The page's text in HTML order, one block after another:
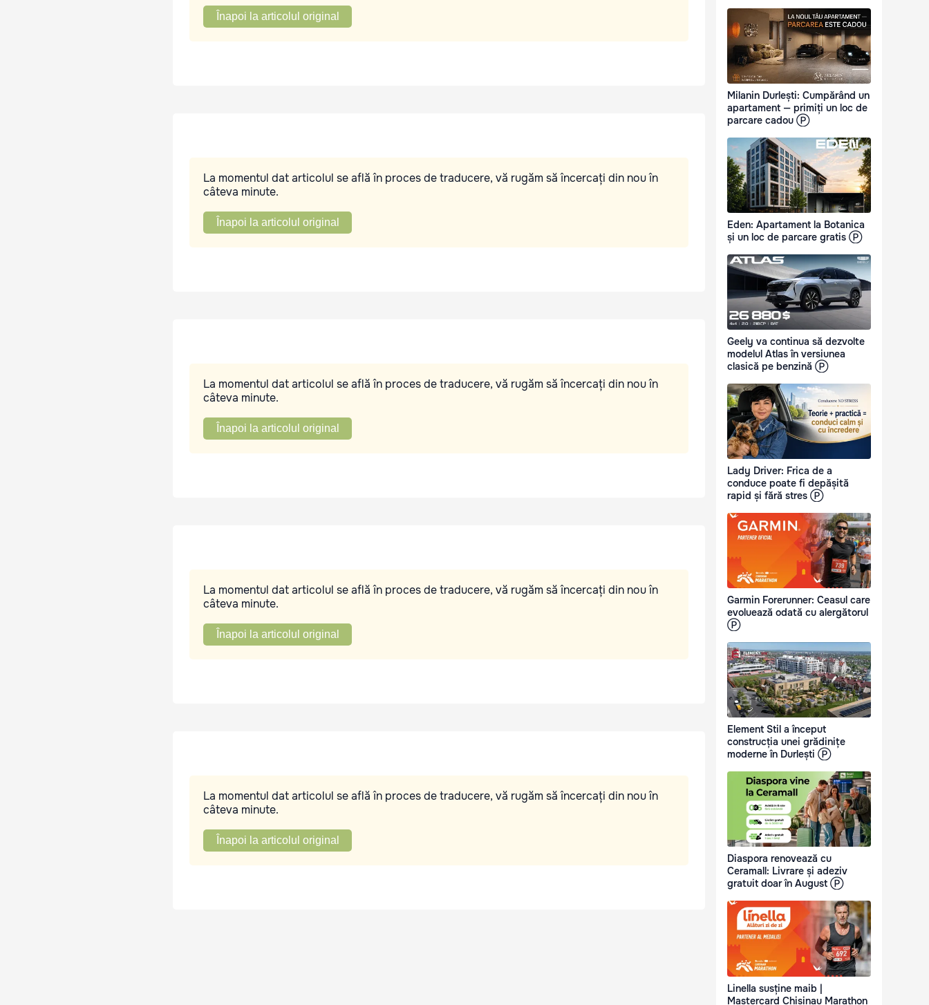
Înapoi la articolul original
La momentul dat articolul se află în proces de traducere, vă rugăm să încercați din nou în
câteva minute.
Înapoi la articolul original
La momentul dat articolul se află în proces de traducere, vă rugăm să încercați din nou în
câteva minute.
Înapoi la articolul original
La momentul dat articolul se află în proces de traducere, vă rugăm să încercați din nou în
câteva minute.
Înapoi la articolul original
La momentul dat articolul se află în proces de traducere, vă rugăm să încercați din nou în
câteva minute.
Înapoi la articolul original
Milanin Durlești: Cumpărând un
apartament — primiți un loc de
parcare cadou Ⓟ
Eden: Apartament la Botanica
și un loc de parcare gratis Ⓟ
Geely va continua să dezvolte
modelul Atlas în versiunea
clasică pe benzină Ⓟ
Lady Driver: Frica de a
conduce poate fi depășită
rapid și fără stres Ⓟ
Garmin Forerunner: Ceasul care
evoluează odată cu alergătorul
Ⓟ
Element Stil a început
construcția unei grădinițe
moderne în Durlești Ⓟ
Diaspora renovează cu
Ceramall: Livrare și adeziv
gratuit doar în August Ⓟ
Linella susține maib |
Mastercard Chisinau Marathon